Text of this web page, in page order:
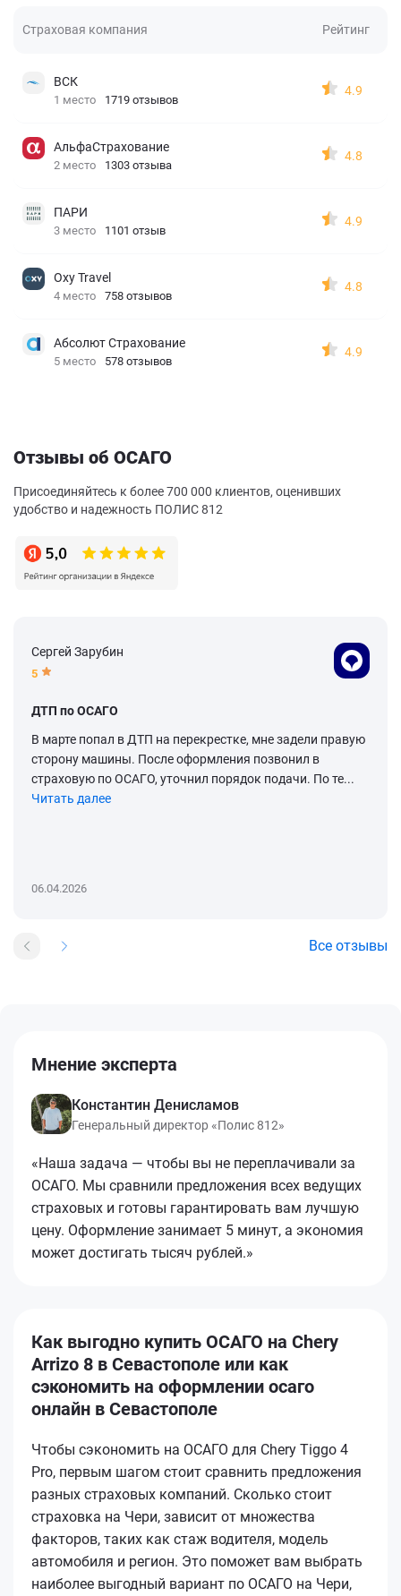
Страховая компания Рейтинг
ВСК
1 место 1719 отзывов
4.9
АльфаСтрахование
2 место 1303 отзыва
4.8
ПАРИ
3 место 1101 отзыв
4.9
Oxy Travel
4 место 758 отзывов
4.8
Абсолют Страхование
5 место 578 отзывов
4.9
Отзывы об ОСАГО
Присоединяйтесь к более 700 000 клиентов, оценивших
удобство и надежность ПОЛИС 812
Сергей Зарубин
5
ДТП по ОСАГО
В марте попал в ДТП на перекрестке, мне задели правую
сторону машины. После оформления позвонил в
страховую по ОСАГО, уточнил порядок подачи. По те...
Читать далее
06.04.2026
Все отзывы
Мнение эксперта
Константин Денисламов
Генеральный директор «Полис 812»
«Наша задача — чтобы вы не переплачивали за
ОСАГО. Мы сравнили предложения всех ведущих
страховых и готовы гарантировать вам лучшую
цену. Оформление занимает 5 минут, а экономия
может достигать тысяч рублей.»
Как выгодно купить ОСАГО на Chery
Arrizo 8 в Севастополе или как
сэкономить на оформлении осаго
онлайн в Севастополе
Чтобы сэкономить на ОСАГО для Chery Tiggo 4
Pro, первым шагом стоит сравнить предложения
разных страховых компаний. Сколько стоит
страховка на Чери, зависит от множества
факторов, таких как стаж водителя, модель
автомобиля и регион. Это поможет вам выбрать
наиболее выгодный вариант по ОСАГО на Чери,